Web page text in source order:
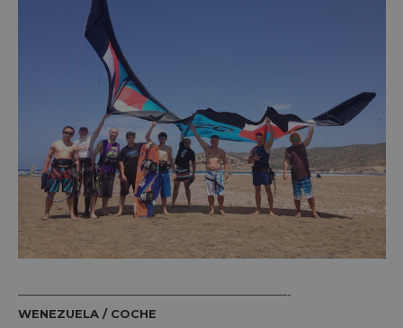
———————————————————————-
WENEZUELA / COCHE